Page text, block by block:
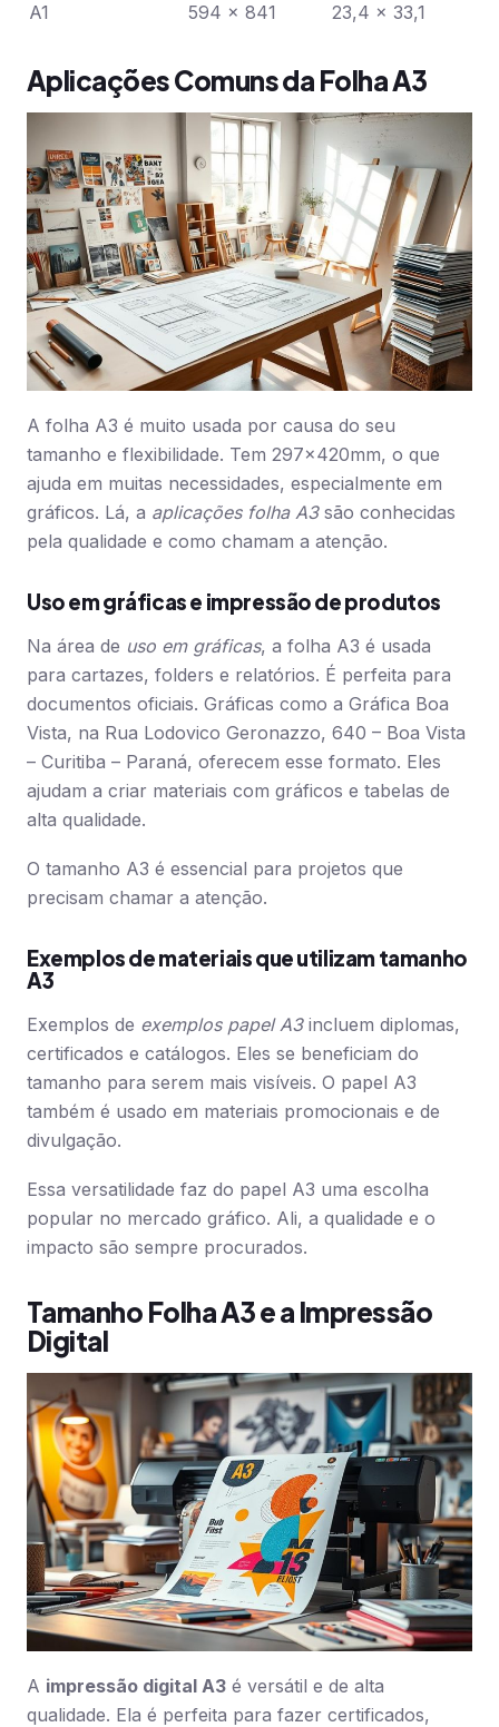
A1
594 x 841 23,4 x 33,1
Aplicações Comuns da Folha A3
A folha A3 é muito usada por causa do seu
tamanho e flexibilidade. Tem 297x420mm, o que
ajuda em muitas necessidades, especialmente em
gráficos. Lá, a aplicações folha A3são conhecidas
pela qualidade e como chamam a atenção.
Uso em gráficas e impressão de produtos
Na área de uso em gráficas, a folha A3 é usada
para cartazes, folders e relatórios. É perfeita para
documentos oficiais. Gráficas como a Gráfica Boa
Vista, na Rua Lodovico Geronazzo, 640 – Boa Vista
– Curitiba – Paraná, oferecem esse formato. Eles
ajudam a criar materiais com gráficos e tabelas de
alta qualidade.
O tamanho A3 é essencial para projetos que
precisam chamar a atenção.
Exemplos de materiais que utilizam tamanho
A3
Exemplos de exemplos papel A3incluem diplomas,
certificados e catálogos. Eles se beneficiam do
tamanho para serem mais visíveis. O papel A3
também é usado em materiais promocionais e de
divulgação.
Essa versatilidade faz do papel A3 uma escolha
popular no mercado gráfico. Ali, a qualidade e o
impacto são sempre procurados.
Tamanho Folha A3 e a Impressão
Digital
A impressão digital A3 é versátil e de alta
qualidade. Ela é perfeita para fazer certificados,